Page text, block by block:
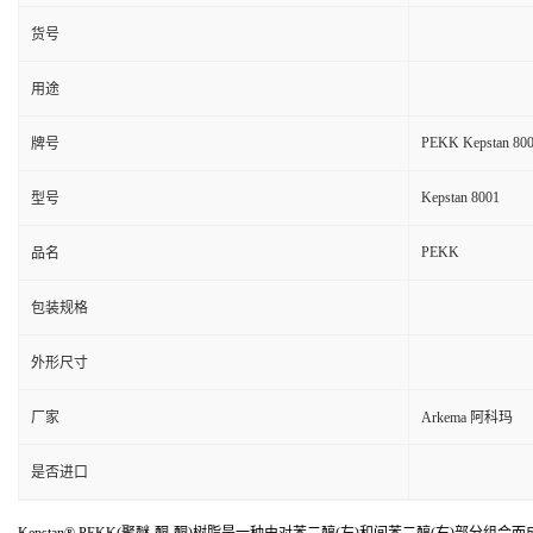
货号
用途
牌号 PEKK Kepstan
型号 Kepstan 8001
品名 PEKK
包装规格
外形尺寸
厂家 Arkema 阿科玛
是否进口